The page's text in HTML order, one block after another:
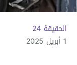
الحقيقة 24
1 أبريل 2025